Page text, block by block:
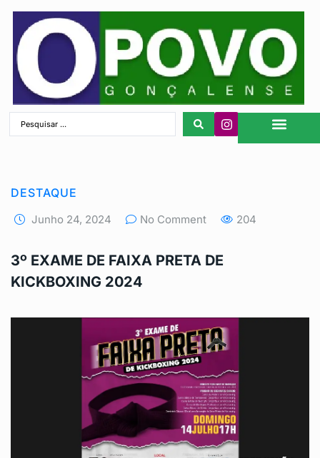
DESTAQUE
Junho 24, 2024 No Comment 204
3º EXAME DE FAIXA PRETA DE
KICKBOXING 2024